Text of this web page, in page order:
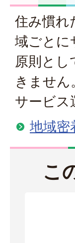
住み慣れ
域ごとに
原則とし
きませ
サービス
地域密
こ